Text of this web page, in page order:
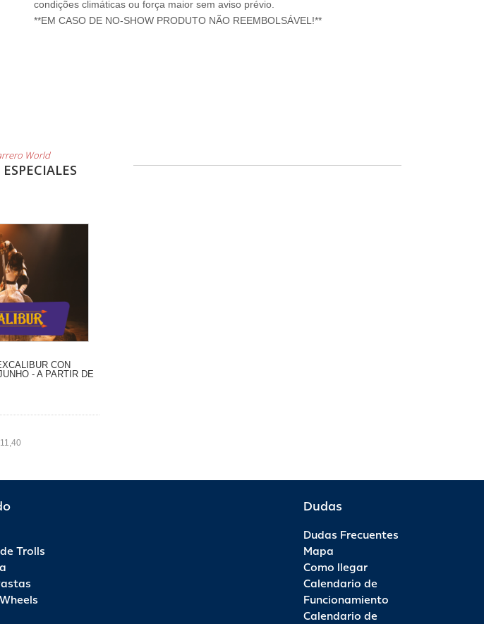
condições climáticas ou força maior sem aviso prévio.
**EM CASO DE NO-SHOW PRODUTO NÃO REEMBOLSÁVEL!**
World
CON
- A PARTIR DE
Trolls
Dudas
Dudas Frecuentes
Mapa
Como llegar
Calendario de
Funcionamiento
Calendario de